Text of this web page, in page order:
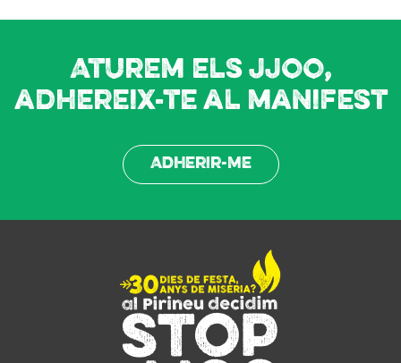
Aturem els JJOO,
adhereix-te al manifest
Adherir-me